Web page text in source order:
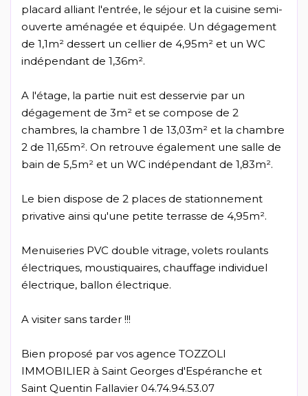
placard alliant l'entrée, le séjour et la cuisine semi-
ouverte aménagée et équipée. Un dégagement
de 1,1m² dessert un cellier de 4,95m² et un WC
indépendant de 1,36m².
A l'étage, la partie nuit est desservie par un
dégagement de 3m² et se compose de 2
chambres, la chambre 1 de 13,03m² et la chambre
2 de 11,65m². On retrouve également une salle de
bain de 5,5m² et un WC indépendant de 1,83m².
Le bien dispose de 2 places de stationnement
privative ainsi qu'une petite terrasse de 4,95m².
Menuiseries PVC double vitrage, volets roulants
électriques, moustiquaires, chauffage individuel
électrique, ballon électrique.
A visiter sans tarder !!!
Bien proposé par vos agence TOZZOLI
IMMOBILIER à Saint Georges d'Espéranche et
Saint Quentin Fallavier 04.74.94.53.07